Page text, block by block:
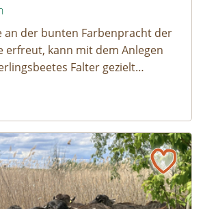
an der bunten Farbenpracht der
erfreut, kann mit dem Anlegen
Falter gezielt
mitgedacht werden. Denn
es keine schönen
Rückkehr der Big Five im Weinviertel
Five im Weinviertel